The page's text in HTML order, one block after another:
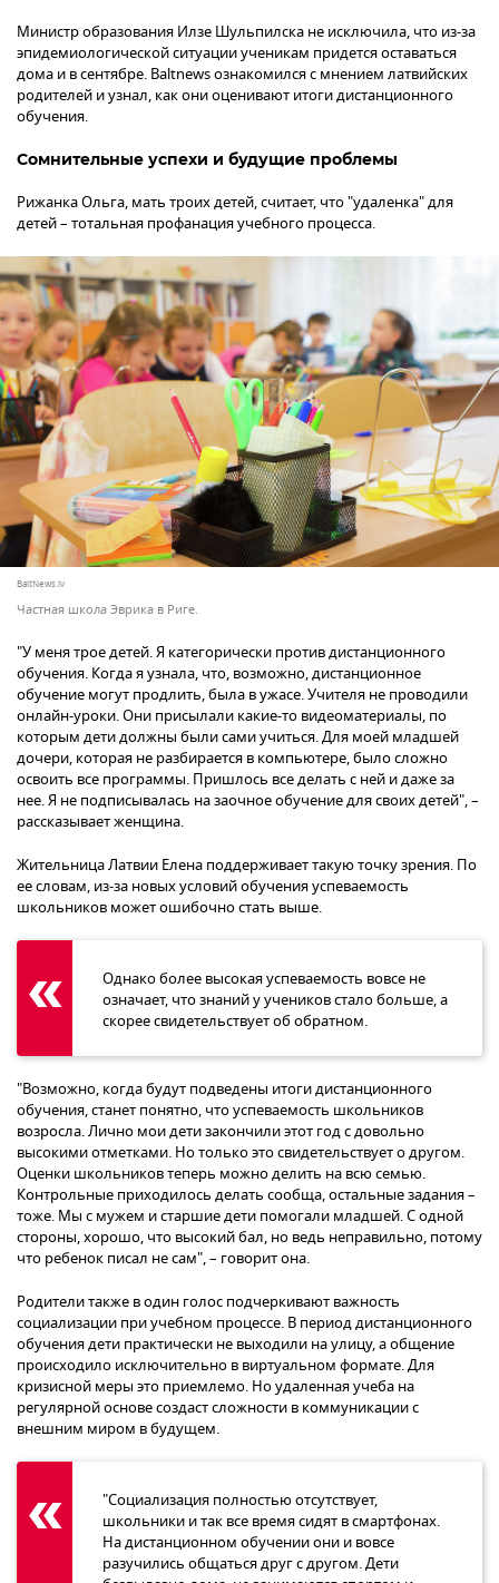
Министр образования Илзе Шульпилска не исключила, что из-за
эпидемиологической ситуации ученикам придется оставаться
дома и в сентябре. Baltnews ознакомился с мнением латвийских
родителей и узнал, как они оценивают итоги дистанционного
обучения.
Сомнительные успехи и будущие проблемы
Рижанка Ольга, мать троих детей, считает, что "удаленка" для
детей – тотальная профанация учебного процесса.
BaltNews.lv
Частная школа Эврика в Риге.
"У меня трое детей. Я категорически против дистанционного
обучения. Когда я узнала, что, возможно, дистанционное
обучение могут продлить, была в ужасе. Учителя не проводили
онлайн-уроки. Они присылали какие-то видеоматериалы, по
которым дети должны были сами учиться. Для моей младшей
дочери, которая не разбирается в компьютере, было сложно
освоить все программы. Пришлось все делать с ней и даже за
нее. Я не подписывалась на заочное обучение для своих детей", –
рассказывает женщина.
Жительница Латвии Елена поддерживает такую точку зрения. По
ее словам, из-за новых условий обучения успеваемость
школьников может ошибочно стать выше.
Однако более высокая успеваемость вовсе не
означает, что знаний у учеников стало больше, а
скорее свидетельствует об обратном.
"Возможно, когда будут подведены итоги дистанционного
обучения, станет понятно, что успеваемость школьников
возросла. Лично мои дети закончили этот год с довольно
высокими отметками. Но только это свидетельствует о другом.
Оценки школьников теперь можно делить на всю семью.
Контрольные приходилось делать сообща, остальные задания –
тоже. Мы с мужем и старшие дети помогали младшей. С одной
стороны, хорошо, что высокий бал, но ведь неправильно, потому
что ребенок писал не сам", – говорит она.
Родители также в один голос подчеркивают важность
социализации при учебном процессе. В период дистанционного
обучения дети практически не выходили на улицу, а общение
происходило исключительно в виртуальном формате. Для
кризисной меры это приемлемо. Но удаленная учеба на
регулярной основе создаст сложности в коммуникации с
внешним миром в будущем.
"Социализация полностью отсутствует,
школьники и так все время сидят в смартфонах.
На дистанционном обучении они и вовсе
разучились общаться друг с другом. Дети